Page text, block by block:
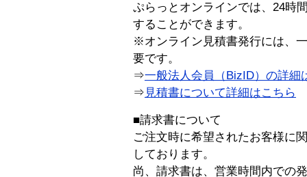
ぷらっとオンラインでは、24時
することができます。
※オンライン見積書発行には、
要です。
⇒一般法人会員（BizID）の詳細
⇒ 見積書について詳細はこちら
■請求書について
ご注文時に希望されたお客様に
しております。
尚、請求書は、営業時間内での